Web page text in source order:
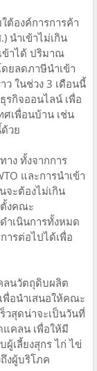
ต้องค์การการค้า
นำเข้าไม่เกิน
ข้าได้ ปริมาณ
ยลดภาษีนำเข้า
ว ในช่วง 3 เดือนนี้
รกิจออนไลน์ เพื่อ
ศเพื่อนบ้าน เช่น
วย
าง ทั้งจากการ
และการนำเข้า
จะต้องไม่เกิน
งคณะ
ำเนินการทั้งหมด
ารต่อไปได้เพื่อ
ลนวัตถุดิบผลิต
พื่อนำเสนอให้คณะ
วสุดน่าจะเป็นวันที่
แคลน เพื่อให้มี
เลี้ยงสุกร ไก่ ไข่
งผู้บริโภค